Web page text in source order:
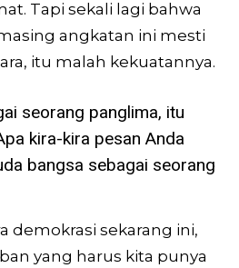
Tapi sekali lagi bahwa
angkatan ini mesti
itu malah kekuatannya.
seorang panglima, itu
kira-kira pesan Anda
bangsa sebagai seorang
demokrasi sekarang ini,
yang harus kita punya